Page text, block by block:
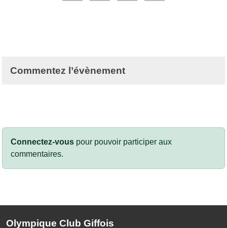
Commentez l’évènement
Connectez-vous pour pouvoir participer aux
commentaires.
Olympique Club Giffois